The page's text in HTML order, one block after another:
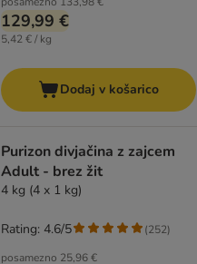
129,99 €
5,42 € / kg
Dodaj v košarico
Purizon divjačina z zajcem
Adult - brez žit
4 kg (4 x 1 kg)
posamezno 25,96 €
Rating: 4.6/5 (252)